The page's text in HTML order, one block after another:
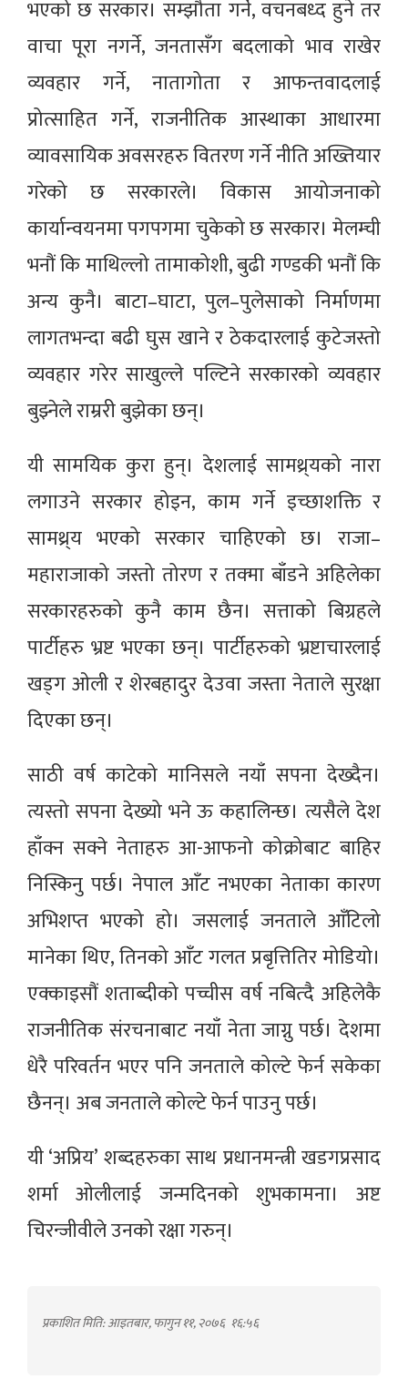
भएको छ सरकार। सम्झौता गर्ने, वचनबध्द हुने तर
वाचा पूरा नगर्ने, जनतासँग बदलाको भाव राखेर
व्यवहार गर्ने, नातागोता र आफन्तवादलाई
प्रोत्साहित गर्ने, राजनीतिक आस्थाका आधारमा
व्यावसायिक अवसरहरु वितरण गर्ने नीति अख्तियार
गरेको छ सरकारले। विकास आयोजनाको
कार्यान्वयनमा पगपगमा चुकेको छ सरकार। मेलम्ची
भनौं कि माथिल्लो तामाकोशी, बुढी गण्डकी भनौं कि
अन्य कुनै। बाटा–घाटा, पुल–पुलेसाको निर्माणमा
लागतभन्दा बढी घुस खाने र ठेकदारलाई कुटेजस्तो
व्यवहार गरेर साखुल्ले पल्टिने सरकारको व्यवहार
बुझ्नेले राम्ररी बुझेका छन्।
यी सामयिक कुरा हुन्। देशलाई सामथ्र्यको नारा
लगाउने सरकार होइन, काम गर्ने इच्छाशक्ति र
सामथ्र्य भएको सरकार चाहिएको छ। राजा–
महाराजाको जस्तो तोरण र तक्मा बाँडने अहिलेका
सरकारहरुको कुनै काम छैन। सत्ताको बिग्रहले
पार्टीहरु भ्रष्ट भएका छन्। पार्टीहरुको भ्रष्टाचारलाई
खड्ग ओली र शेरबहादुर देउवा जस्ता नेताले सुरक्षा
दिएका छन्।
साठी वर्ष काटेको मानिसले नयाँ सपना देख्दैन।
त्यस्तो सपना देख्यो भने ऊ कहालिन्छ। त्यसैले देश
हाँक्न सक्ने नेताहरु आ-आफनो कोक्रोबाट बाहिर
निस्किनु पर्छ। नेपाल आँट नभएका नेताका कारण
अभिशप्त भएको हो। जसलाई जनताले आँटिलो
मानेका थिए, तिनको आँट गलत प्रबृत्तितिर मोडियो।
एक्काइसौं शताब्दीको पच्चीस वर्ष नबित्दै अहिलेकै
राजनीतिक संरचनाबाट नयाँ नेता जाग्नु पर्छ। देशमा
धेरै परिवर्तन भएर पनि जनताले कोल्टे फेर्न सकेका
छैनन्। अब जनताले कोल्टे फेर्न पाउनु पर्छ।
यी ‘अप्रिय’ शब्दहरुका साथ प्रधानमन्त्री खडगप्रसाद
शर्मा ओलीलाई जन्मदिनको शुभकामना। अष्ट
चिरन्जीवीले उनको रक्षा गरुन्।
प्रकाशित मिति: आइतबार, फागुन ११, २०७६ १६:५६